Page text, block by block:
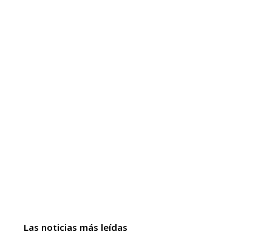
Las noticias más leídas